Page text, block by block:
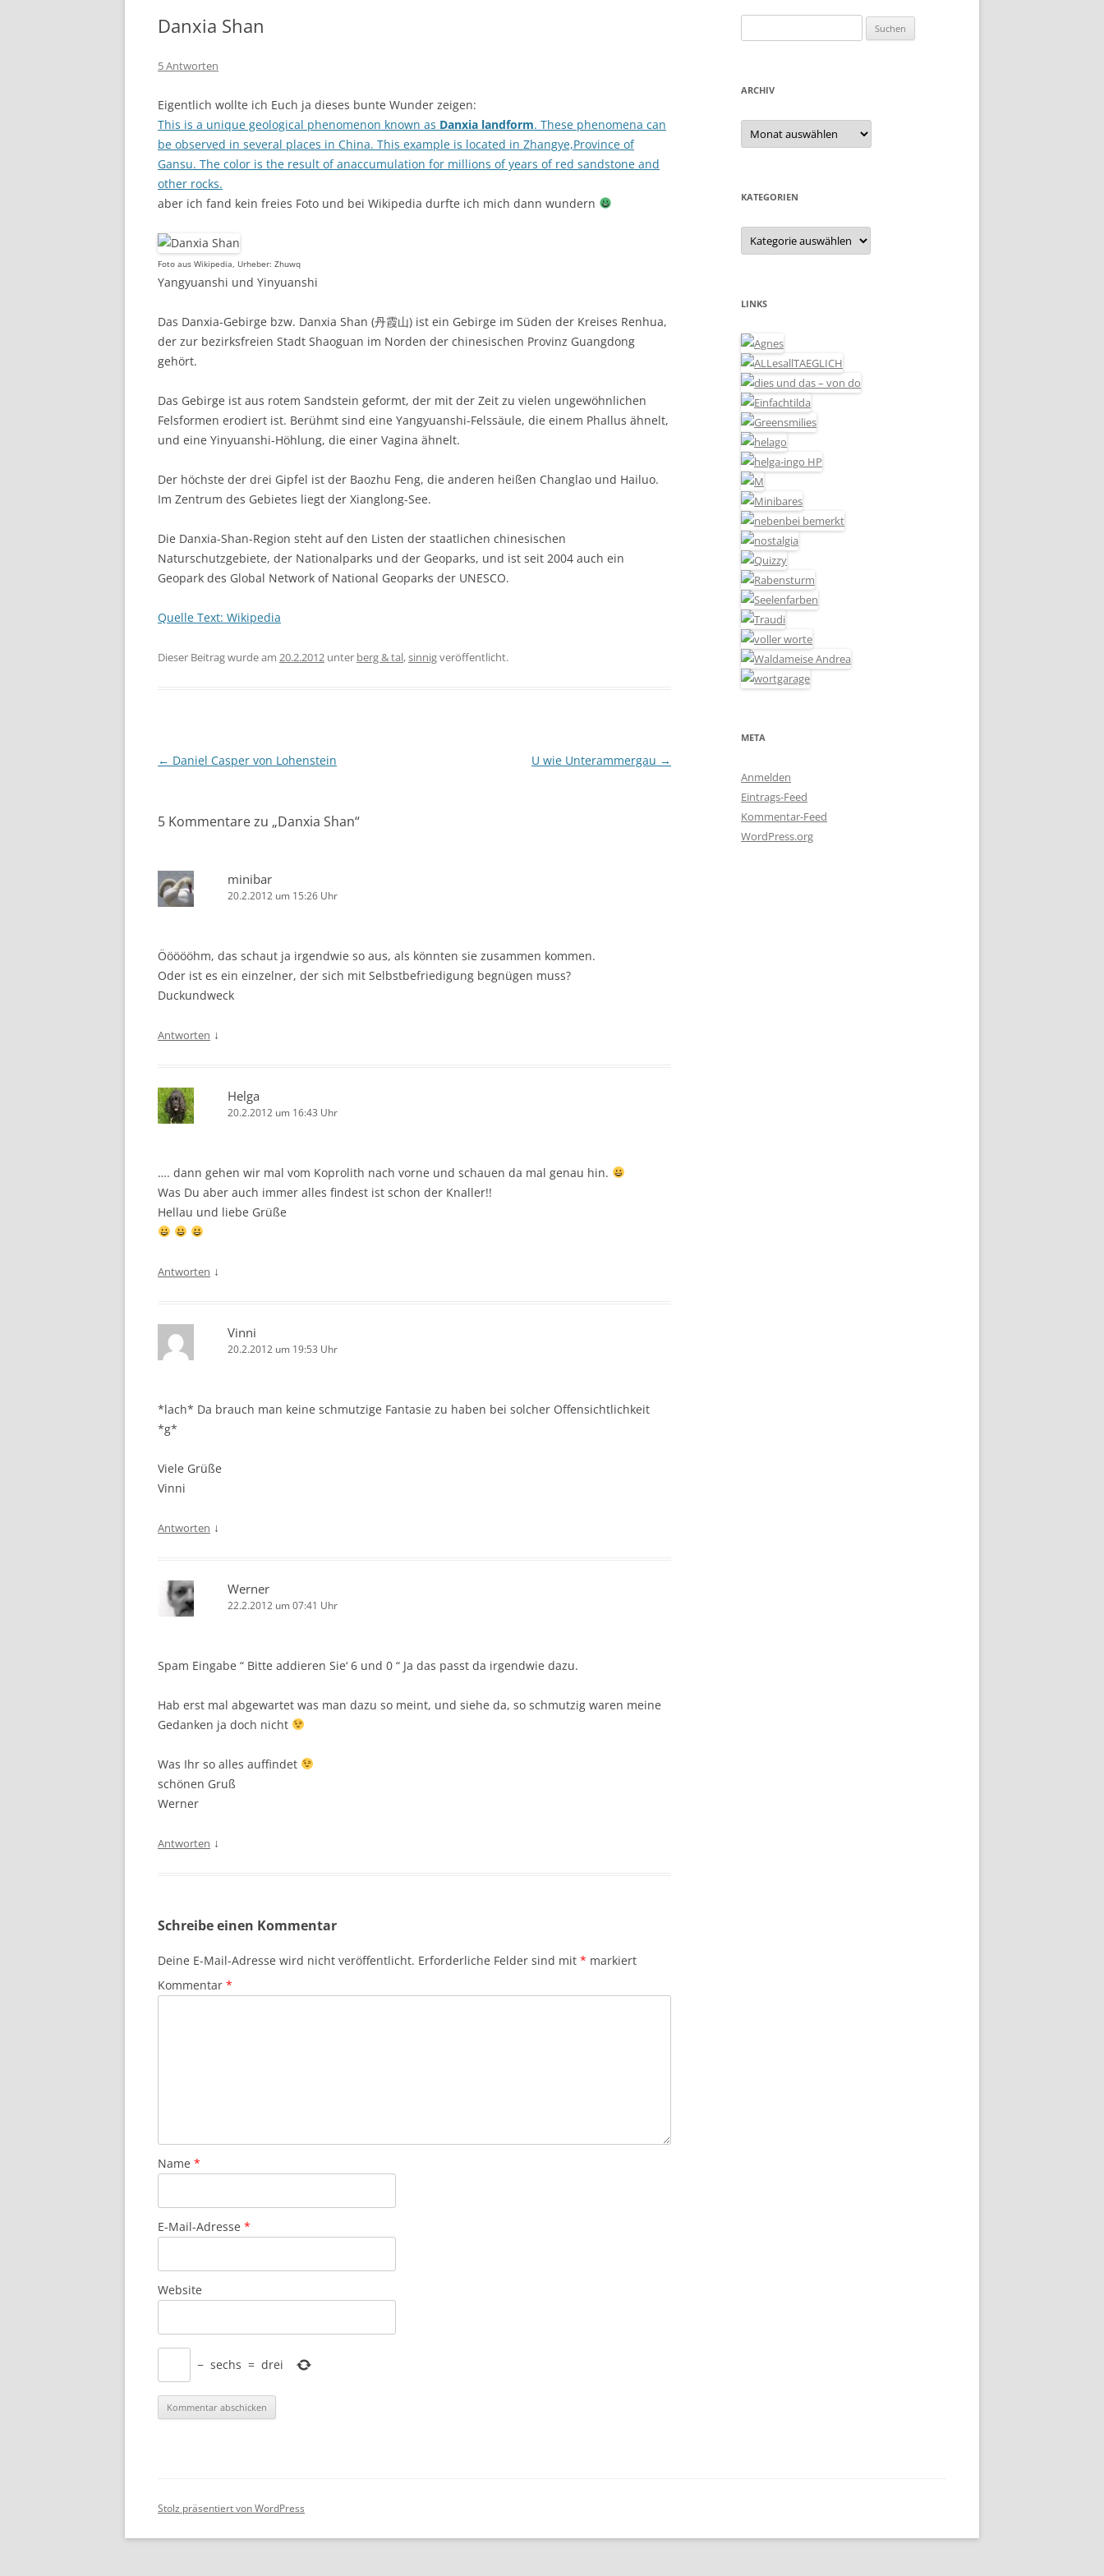
Danxia Shan
5 Antworten
Eigentlich wollte ich Euch ja dieses bunte Wunder zeigen:
This is a unique geological phenomenon known as Danxia landform. These phenomena can
be observed in several places in China. This example is located in Zhangye,Province of
Gansu. The color is the result of anaccumulation for millions of years of red sandstone and
other rocks.
aber ich fand kein freies Foto und bei Wikipedia durfte ich mich dann wundern
Foto aus Wikipedia, Urheber: Zhuwq
Yangyuanshi und Yinyuanshi
Das Danxia-Gebirge bzw. Danxia Shan (丹霞山) ist ein Gebirge im Süden der Kreises Renhua,
der zur bezirksfreien Stadt Shaoguan im Norden der chinesischen Provinz Guangdong
gehört.
Das Gebirge ist aus rotem Sandstein geformt, der mit der Zeit zu vielen ungewöhnlichen
Felsformen erodiert ist. Berühmt sind eine Yangyuanshi-Felssäule, die einem Phallus ähnelt,
und eine Yinyuanshi-Höhlung, die einer Vagina ähnelt.
Der höchste der drei Gipfel ist der Baozhu Feng, die anderen heißen Changlao und Hailuo.
Im Zentrum des Gebietes liegt der Xianglong-See.
Die Danxia-Shan-Region steht auf den Listen der staatlichen chinesischen
Naturschutzgebiete, der Nationalparks und der Geoparks, und ist seit 2004 auch ein
Geopark des Global Network of National Geoparks der UNESCO.
Quelle Text: Wikipedia
Dieser Beitrag wurde am 20.2.2012 unter berg & tal,sinnigveröffentlicht.
Beitragsnavigation
← Daniel Casper von Lohenstein U wie Unterammergau →
5 Kommentare zu „Danxia Shan“
minibar
20.2.2012 um 15:26 Uhr
Öööööhm, das schaut ja irgendwie so aus, als könnten sie zusammen kommen.
Oder ist es ein einzelner, der sich mit Selbstbefriedigung begnügen muss?
Duckundweck
Antworten ↓
Helga
20.2.2012 um 16:43 Uhr
…. dann gehen wir mal vom Koprolith nach vorne und schauen da mal genau hin.
Was Du aber auch immer alles findest ist schon der Knaller!!
Hellau und liebe Grüße
Antworten ↓
Vinni
20.2.2012 um 19:53 Uhr
*lach* Da brauch man keine schmutzige Fantasie zu haben bei solcher Offensichtlichkeit
*g*
Viele Grüße
Vinni
Antworten ↓
Werner
22.2.2012 um 07:41 Uhr
Spam Eingabe “ Bitte addieren Sie‘ 6 und 0 “ Ja das passt da irgendwie dazu.
Hab erst mal abgewartet was man dazu so meint, und siehe da, so schmutzig waren meine
Gedanken ja doch nicht
Was Ihr so alles auffindet
schönen Gruß
Werner
Antworten ↓
Schreibe einen Kommentar
Deine E-Mail-Adresse wird nicht veröffentlicht. Erforderliche Felder sind mit * markiert
Kommentar *
Name *
E-Mail-Adresse *
Website
− sechs = drei
nach:
ARCHIV
Archiv
KATEGORIEN
Kategorien
LINKS
META
Anmelden
Eintrags-Feed
Kommentar-Feed
WordPress.org
Stolz präsentiert von WordPress